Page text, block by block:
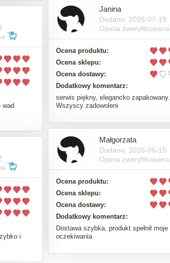
Janina
Dodano: 2026-07-19
Opinia zweryfikowana
Ocena produktu:
Ocena sklepu:
Ocena dostawy:
Dodatkowy komentarz:
serwis piękny, elegancko zapakowany.
Wszyscy zadowoleni
wad
Małgorzata
Dodano: 2026-06-15
Opinia zweryfikowana
Ocena produktu:
Ocena sklepu:
Ocena dostawy:
Dodatkowy komentarz:
Dostawa szybka, produkt spełnił moje
oczekiwania
i